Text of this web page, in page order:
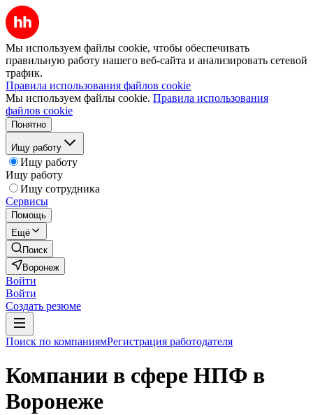
Мы используем файлы cookie, чтобы обеспечивать
правильную работу нашего веб-сайта и анализировать сетевой
трафик.
Правила использования файлов cookie
Мы используем файлы cookie. Правила использования
файлов cookie
Понятно
Ищу работу
Ищу работу
Ищу работу
Ищу сотрудника
Сервисы
Помощь
Ещё
Поиск
Воронеж
Войти
Войти
Создать резюме
Поиск по компаниямРегистрация работодателя
Компании в сфере НПФ в
Воронеже